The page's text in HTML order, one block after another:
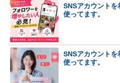
SNSアカウントを
使ってます。
SNSアカウントを
使ってます。